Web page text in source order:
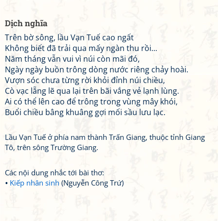
Dịch nghĩa
Trên bờ sông, lầu Vạn Tuế cao ngất
Không biết đã trải qua mấy ngàn thu rồi...
Năm tháng vẫn vui vì núi còn mãi đó,
Ngày ngày buồn trông dòng nước riêng chảy hoài.
Vượn sóc chưa từng rời khỏi đỉnh núi chiều,
Cò vạc lẵng lẽ qua lại trên bãi vắng vẻ lạnh lùng.
Ai có thể lên cao để trông trong vùng mây khói,
Buổi chiều bâng khuâng gợi mối sầu lưu lạc.
Lầu Vạn Tuế ở phía nam thành Trấn Giang, thuộc tỉnh Giang
Tô, trên sông Trường Giang.
Các nội dung nhắc tới bài thơ:
Kiếp nhân sinh (Nguyễn Công Trứ)